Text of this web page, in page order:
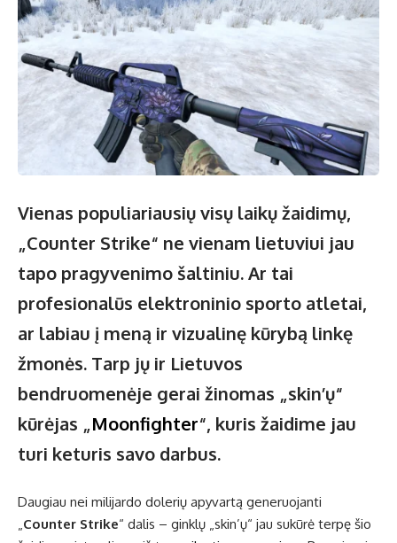
Vienas populiariausių visų laikų žaidimų,
„Counter Strike“ ne vienam lietuviui jau
tapo pragyvenimo šaltiniu. Ar tai
profesionalūs elektroninio sporto atletai,
ar labiau į meną ir vizualinę kūrybą linkę
žmonės. Tarp jų ir Lietuvos
bendruomenėje gerai žinomas „skin’ų“
kūrėjas „Moonfighter“, kuris žaidime jau
turi keturis savo darbus.
Daugiau nei milijardo dolerių apyvartą generuojanti
„Counter Strike“ dalis – ginklų „skin’ų“ jau sukūrė terpę šio